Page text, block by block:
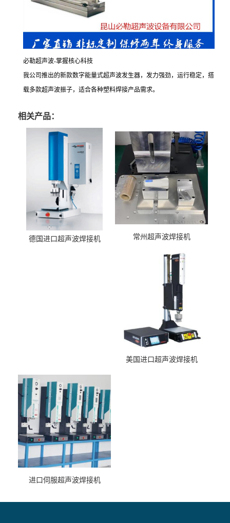
必勒超声波-掌握核心科技
我公司推出的新款数字能量式超声波发生器，发力强劲，运行稳定，搭
载多款超声波振子，适合各种塑料焊接产品需求。
相关产品：
德国进口超声波焊接机 常州超声波焊接机
美国进口超声波焊接机
进口伺服超声波焊接机